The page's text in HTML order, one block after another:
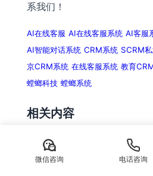
系我们！
AI在线客服 AI在线客服系统 AI客服
AI智能对话系统 CRM系统 SCRM
京CRM系统 在线客服系统 教育
螳螂科技 螳螂系统
相关内容
AI在线客服系统，家居家
好自动处理
微信咨询 电话咨询